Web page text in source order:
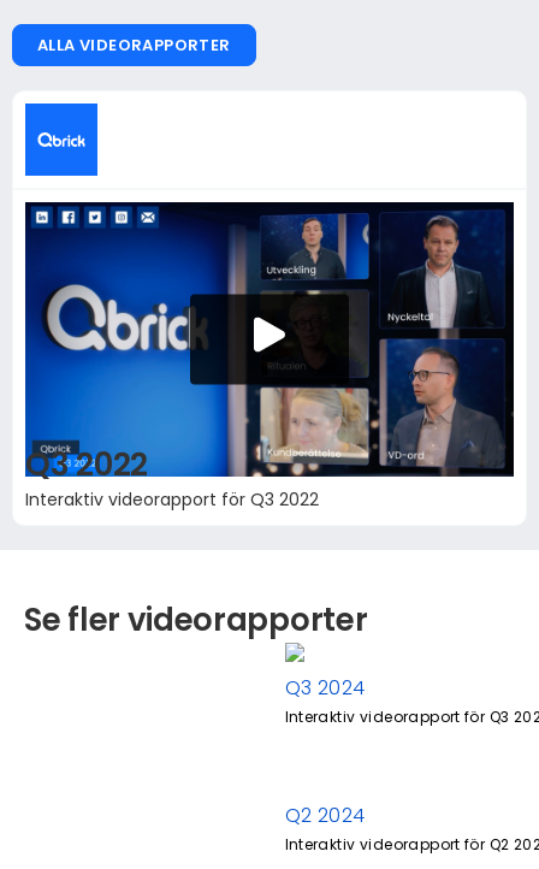
ALLA VIDEORAPPORTER
Q3 2022
Interaktiv videorapport för Q3 2022
Se fler videorapporter
Q3 2024
Interaktiv videorapport för Q3
Q2 2024
Interaktiv videorapport för Q2